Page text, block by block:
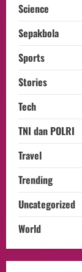
Science
Sepakbola
Sports
Stories
Tech
TNI dan POLRI
Travel
Trending
Uncategorized
World